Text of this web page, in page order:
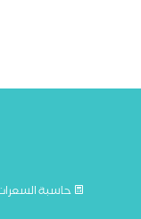
حاسبة السعرات